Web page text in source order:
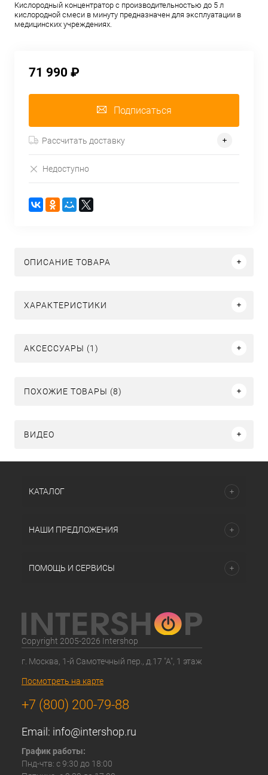
Кислородный концентратор с производительностью до 5 л
кислородной смеси в минуту предназначен для эксплуатации в
медицинских учреждениях.
71 990 ₽
Подписаться
Рассчитать доставку
Недоступно
ОПИСАНИЕ ТОВАРА
ХАРАКТЕРИСТИКИ
АКСЕССУАРЫ (1)
ПОХОЖИЕ ТОВАРЫ (8)
ВИДЕО
КАТАЛОГ
НАШИ ПРЕДЛОЖЕНИЯ
ПОМОЩЬ И СЕРВИСЫ
Copyright 2005-2026 Intershop
г. Москва, 1-й Самотечный пер., д.17 "А", 1 этаж
Посмотреть на карте
+7 (800) 200-79-88
Email: info@intershop.ru
График работы:
Пнд-чтв: с 9:30 до 18:00